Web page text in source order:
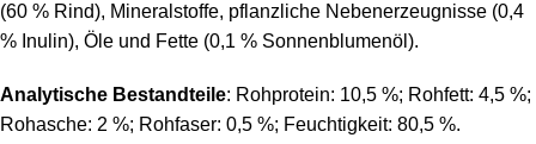
(60 % Rind), Mineralstoffe, pflanzliche Nebenerzeugnisse (0,4
% Inulin), Öle und Fette (0,1 % Sonnenblumenöl).
Analytische Bestandteile: Rohprotein: 10,5 %; Rohfett: 4,5 %;
Rohasche: 2 %; Rohfaser: 0,5 %; Feuchtigkeit: 80,5 %.